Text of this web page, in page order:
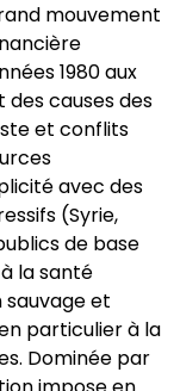
mouvement
1980 aux
causes des
et conflits
avec des
(Syrie,
de base
la santé
sauvage et
particulier à la
Dominée par